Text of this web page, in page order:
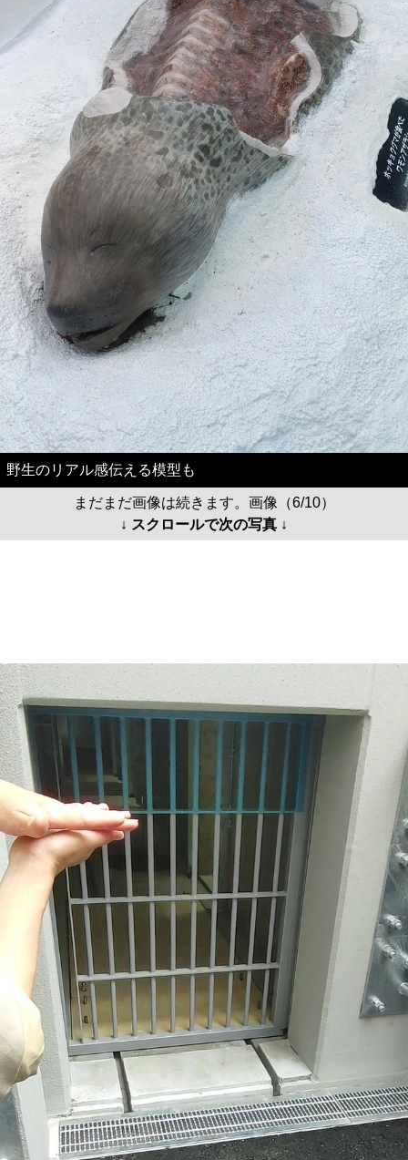
野生のリアル感伝える模型も
まだまだ画像は続きます。画像（6/10）
↓ スクロールで次の写真 ↓